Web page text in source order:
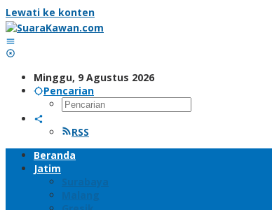
Lewati ke konten
Minggu, 9 Agustus 2026
Pencarian
RSS
Beranda
Jatim
Surabaya
Malang